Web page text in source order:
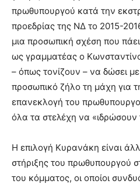
πρωθυπουργού κατά την
προεδρίας της ΝΔ το 2015-
μια προσωπική σχέση που
ως γραμματέας ο
– όπως τονίζουν – να δώσει με
προσωπικό ζήλο τη μάχη για
επανεκλογή του
όλα τα στελέχη να
Η επιλογή Κυρανάκη είναι
στήριξης του πρωθυπουργού
του κόμματος, οι οποίοι